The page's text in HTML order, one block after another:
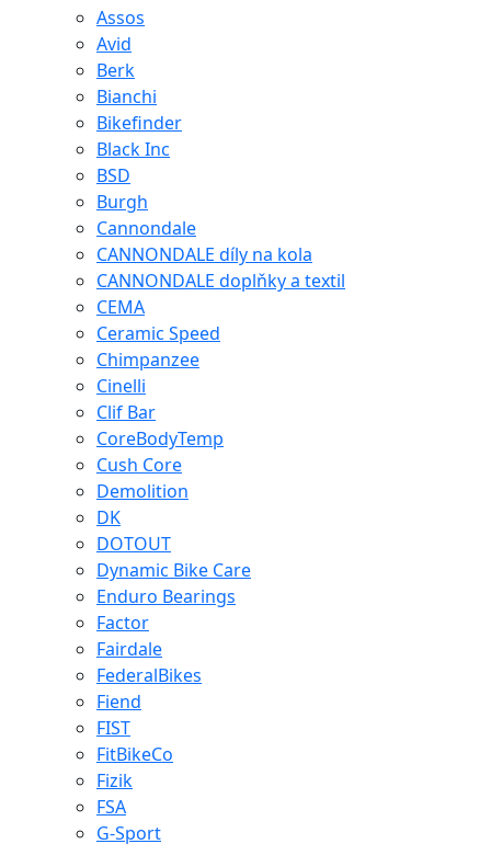
Assos
Avid
Berk
Bianchi
Bikefinder
Black Inc
BSD
Burgh
Cannondale
CANNONDALE díly na kola
CANNONDALE doplňky a textil
CEMA
Ceramic Speed
Chimpanzee
Cinelli
Clif Bar
CoreBodyTemp
Cush Core
Demolition
DK
DOTOUT
Dynamic Bike Care
Enduro Bearings
Factor
Fairdale
FederalBikes
Fiend
FIST
FitBikeCo
Fizik
FSA
G-Sport